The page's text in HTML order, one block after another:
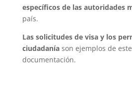
específicos de las autoridades
país.
Las solicitudes de visa y los
ciudadaníason ejemplos de
documentación.